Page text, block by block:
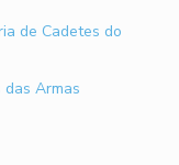
de Cadetes do
das Armas